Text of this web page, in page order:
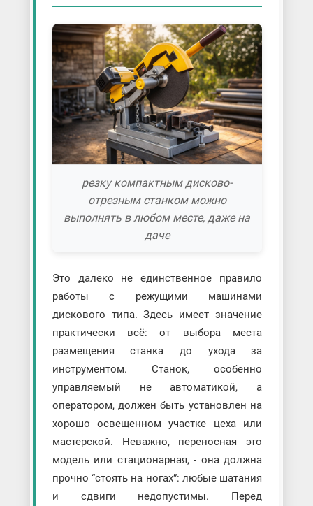
резку компактным дисково-
отрезным станком можно
выполнять в любом месте, даже на
даче
Это далеко не единственное правило
работы с режущими машинами
дискового типа. Здесь имеет значение
практически всё: от выбора места
размещения станка до ухода за
инструментом. Станок, особенно
управляемый не автоматикой, а
оператором, должен быть установлен на
хорошо освещенном участке цеха или
мастерской. Неважно, переносная это
модель или стационарная, - она должна
прочно “стоять на ногах”: любые шатания
и сдвиги недопустимы. Перед